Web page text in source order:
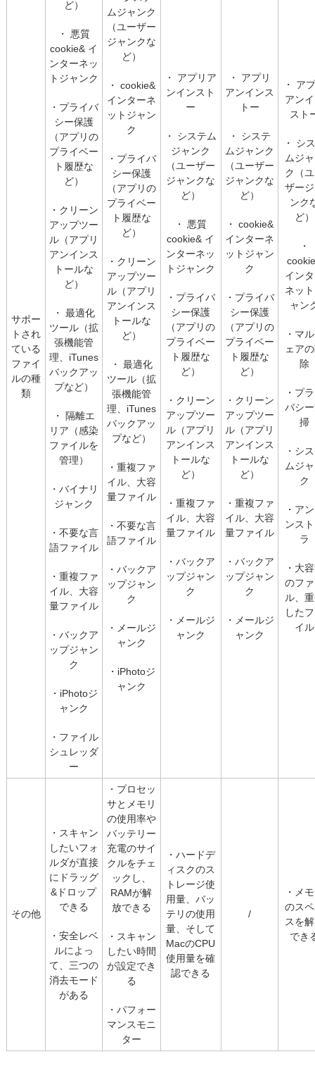
サポー
トされ
ている
ファイ
ルの種
類
ど）
・ 悪質
cookie& イ
ンターネッ
トジャンク
・プライバ
シー保護
（アプリの
プライベー
ト履歴な
ど）
・クリーン
アップツー
ル（アプリ
アンインス
トールな
ど）
・ 最適化
ツール（拡
張機能管
理、iTunes
バックアッ
プなど）
・ 隔離エ
リア（感染
ファイルを
管理）
・バイナリ
ジャンク
・不要な言
語ファイル
・重複ファ
イル、大容
量ファイル
・バックア
ップジャン
ク
・iPhotoジ
ャンク
・ファイル
シュレッダ
ー
ムジャンク
（ユーザー
ジャンクな
ど）
・ cookie&
インターネ
ットジャン
ク
・プライバ
シー保護
（アプリの
プライベー
ト履歴な
ど）
・クリーン
アップツー
ル（アプリ
アンインス
トールな
ど）
・ 最適化
ツール（拡
張機能管
理、iTunes
バックアッ
プなど）
・重複ファ
イル、大容
量ファイル
・不要な言
語ファイル
・バックア
ップジャン
ク
・メールジ
ャンク
・iPhotoジ
ャンク
・ アプリア
ンインスト
ー
・ システム
ジャンク
（ユーザー
ジャンクな
ど）
・ 悪質
cookie& イ
ンターネッ
トジャンク
・プライバ
シー保護
（アプリの
プライベー
ト履歴な
ど）
・クリーン
アップツー
ル（アプリ
アンインス
トールな
ど）
・重複ファ
イル、大容
量ファイル
・バックア
ップジャン
ク
・メールジ
ャンク
・ アプリ
アンインス
トー
・ システ
ムジャンク
（ユーザー
ジャンクな
ど）
・ cookie&
インターネ
ットジャン
ク
・プライバ
シー保護
（アプリの
プライベー
ト履歴な
ど）
・クリーン
アップツー
ル（アプリ
アンインス
トールな
ど）
・重複ファ
イル、大容
量ファイル
・バックア
ップジャン
ク
・メールジ
ャンク
・ ア
アン
スト
・ シ
ムジ
ク（
ザー
ンク
ど）
・
イン
ネッ
ャン
・マ
ェア
除
・プ
バシ
掃
・シ
ムジ
ク
・ア
ンス
ラ
・大
のフ
ル、
した
イル
その他
・スキャン
したいフォ
ルダが直接
にドラッグ
&ドロップ
できる
・安全レベ
ルによっ
て、三つの
消去モード
がある
・プロセッ
サとメモリ
の使用率や
バッテリー
充電のサイ
クルをチェ
ックし、
RAMが解
放できる
・スキャン
したい時間
が設定でき
る
・パフォー
マンスモニ
ター
・ハードデ
ィスクのス
トレージ使
用量、バッ
テリの使用
量、そして
MacのCPU
使用量を確
認できる
/
・メ
のス
スを
でき